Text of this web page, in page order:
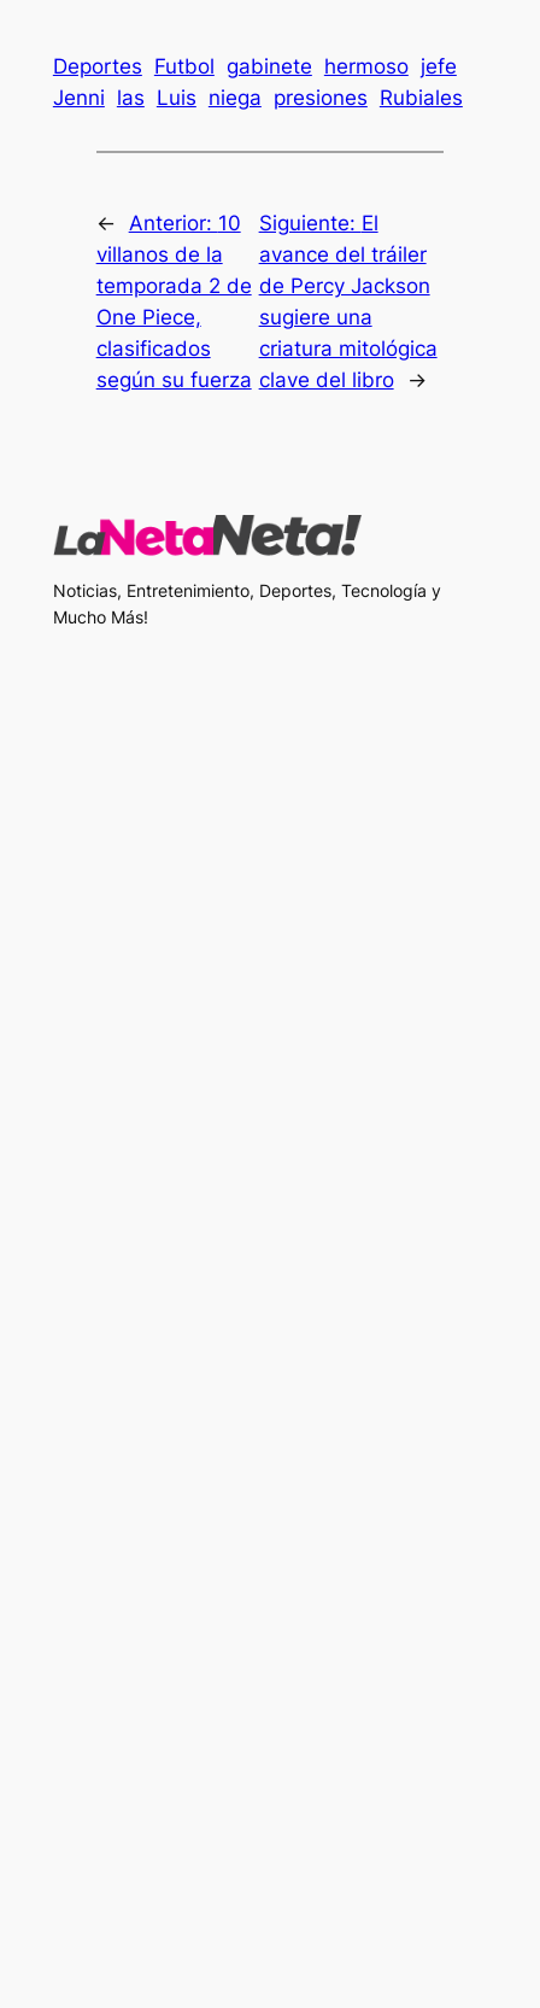
Deportes Futbol gabinete hermoso jefe
Jenni las Luis niega presiones Rubiales
← Anterior: 10
villanos de la
temporada 2 de
One Piece,
clasificados
según su fuerza
Siguiente: El
avance del tráiler
de Percy Jackson
sugiere una
criatura mitológica
clave del libro
→
Noticias, Entretenimiento, Deportes, Tecnología y
Mucho Más!